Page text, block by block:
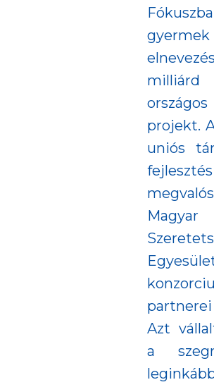
gyermek
milliárd
projekt.
uniós
fejlesztés
Azt
a